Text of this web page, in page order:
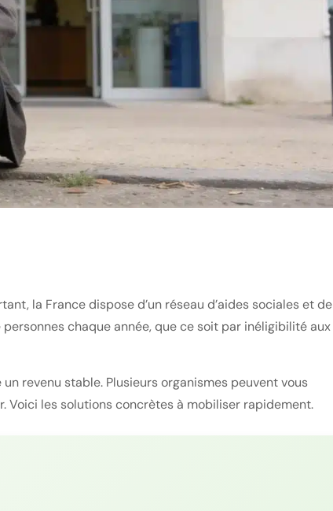
la France dispose d’un réseau d’aides sociales et de
chaque année, que ce soit par inéligibilité aux
revenu stable. Plusieurs organismes peuvent vous
Voici les solutions concrètes à mobiliser rapidement.